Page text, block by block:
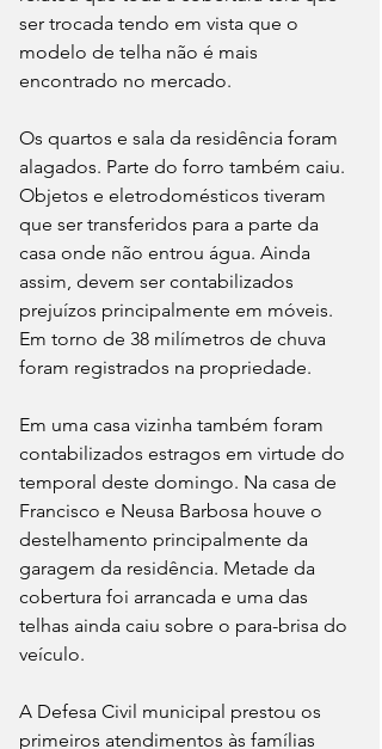
ser trocada tendo em vista que o
modelo de telha não é mais
encontrado no mercado.
Os quartos e sala da residência foram
alagados. Parte do forro também caiu.
Objetos e eletrodomésticos tiveram
que ser transferidos para a parte da
casa onde não entrou água. Ainda
assim, devem ser contabilizados
prejuízos principalmente em móveis.
Em torno de 38 milímetros de chuva
foram registrados na propriedade.
Em uma casa vizinha também foram
contabilizados estragos em virtude do
temporal deste domingo. Na casa de
Francisco e Neusa Barbosa houve o
destelhamento principalmente da
garagem da residência. Metade da
cobertura foi arrancada e uma das
telhas ainda caiu sobre o para-brisa do
veículo.
A Defesa Civil municipal prestou os
primeiros atendimentos às famílias